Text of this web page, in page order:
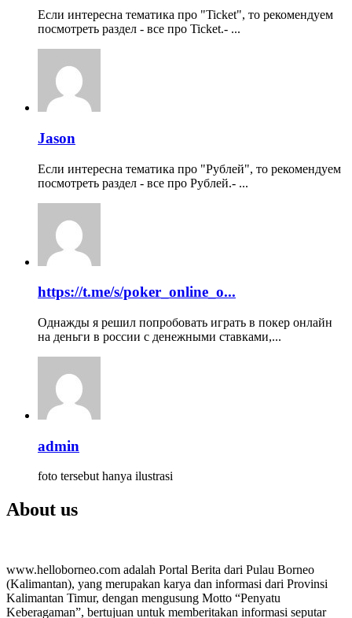
Если интересна тематика про "Ticket", то рекомендуем
посмотреть раздел - все про Ticket.- ...
Jason
Если интересна тематика про "Рублей", то рекомендуем
посмотреть раздел - все про Рублей.- ...
https://t.me/s/poker_online_o...
Однажды я решил попробовать играть в покер онлайн
на деньги в россии с денежными ставками,...
admin
foto tersebut hanya ilustrasi
About us
www.helloborneo.com adalah Portal Berita dari Pulau Borneo
(Kalimantan), yang merupakan karya dan informasi dari Provinsi
Kalimantan Timur, dengan mengusung Motto “Penyatu
Keberagaman”, bertujuan untuk memberitakan informasi seputar